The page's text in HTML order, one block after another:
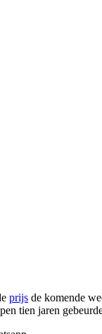
prijs de komende
tien jaren